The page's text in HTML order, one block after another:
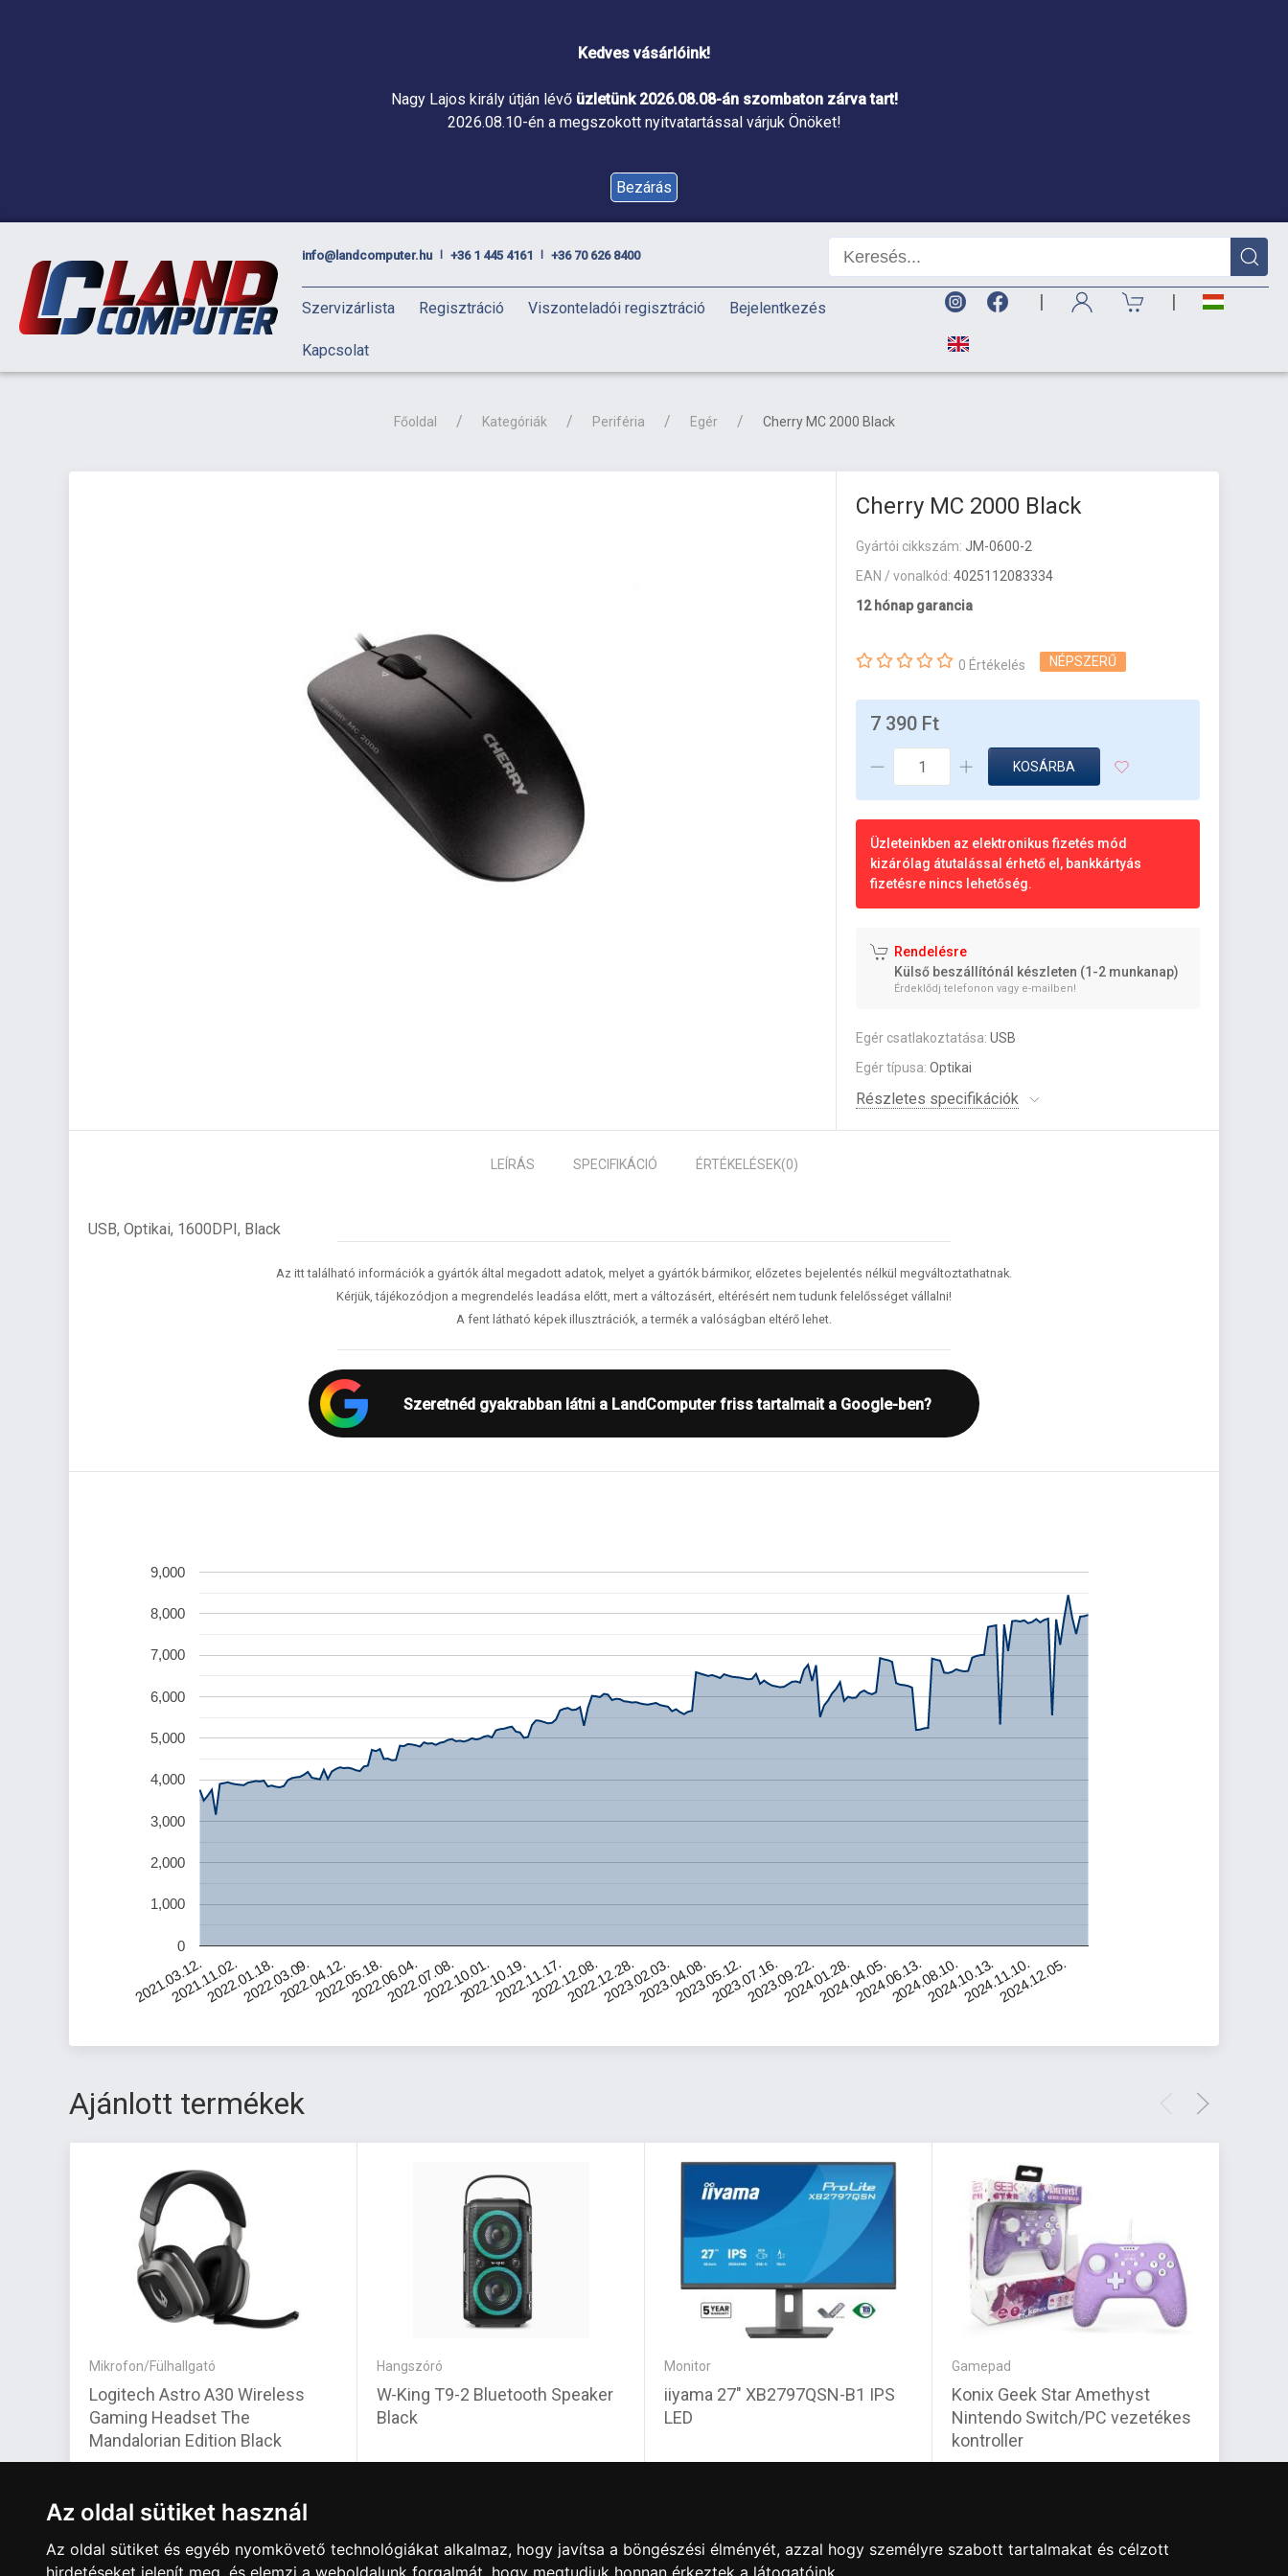
Az oldal sütiket használ
Az oldal sütiket és egyéb nyomkövető technológiákat alkalmaz, hogy javítsa a böngészési élményét, azzal hogy személyre szabott tartalmakat és célzott
hirdetéseket jelenít meg, és elemzi a weboldalunk forgalmát, hogy megtudjuk honnan érkeztek a látogatóink.
Kedves vásárlóink!
Nagy Lajos király útján lévő üzletünk 2026.08.08-án szombaton zárva tart!
2026.08.10-én a megszokott nyitvatartással várjuk Önöket!
Bezárás
info@landcomputer.hu +36 1 445 4161 +36 70 626 8400
Szervizárlista Regisztráció Viszonteladói regisztráció Bejelentkezés
Kapcsolat
| |
Főoldal Kategóriák Periféria Egér Cherry MC 2000 Black
Cherry MC 2000 Black
Gyártói cikkszám:JM-0600-2
EAN / vonalkód:4025112083334
12 hónap garancia
0 Értékelés NÉPSZERŰ
7 390 Ft
KOSÁRBA
Üzleteinkben az elektronikus fizetés mód
kizárólag átutalással érhető el, bankkártyás
fizetésre nincs lehetőség.
Rendelésre
Külső beszállítónál készleten (1-2 munkanap)
Érdeklődj telefonon vagy e-mailben!
Egér csatlakoztatása:USB
Egér típusa:Optikai
Részletes specifikációk
LEÍRÁS SPECIFIKÁCIÓ ÉRTÉKELÉSEK(0)
USB, Optikai, 1600DPI, Black
Az itt található információk a gyártók által megadott adatok, melyet a gyártók bármikor, előzetes bejelentés nélkül megváltoztathatnak.
Kérjük, tájékozódjon a megrendelés leadása előtt, mert a változásért, eltérésért nem tudunk felelősséget vállalni!
A fent látható képek illusztrációk, a termék a valóságban eltérő lehet.
Szeretnéd gyakrabban látni a LandComputer friss tartalmait a Google-ben?
2021.03.12.2021.11.02.2022.01.18.2022.03.09.2022.04.12.2022.05.18.2022.06.04.2022.07.08.2022.10.01.2022.10.19.2022.11.17.2022.12.08.2022.12.28.2023.02.03.2023.04.08.2023.05.12.2023.07.16.2023.09.22.2024.01.28.2024.04.05.2024.06.13.2024.08.10.2024.10.13.2024.11.10.2024.12.05.
0
1,000
2,000
3,000
4,000
5,000
6,000
7,000
8,000
9,000
Ajánlott termékek
Mikrofon/Fülhallgató
Logitech Astro A30 Wireless
Gaming Headset The
Mandalorian Edition Black
108 400 Ft
Hangszóró
W-King T9-2 Bluetooth Speaker
Black
Monitor
iiyama 27" XB2797QSN-B1 IPS
LED
Gamepad
Konix Geek Star Amethyst
Nintendo Switch/PC vezetékes
kontroller